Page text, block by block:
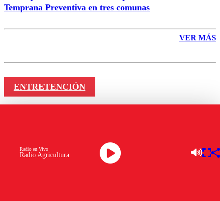
Temprana Preventiva en tres comunas
VER MÁS
ENTRETENCIÓN
posiciones
Radio Agricultura
Radio en Vivo